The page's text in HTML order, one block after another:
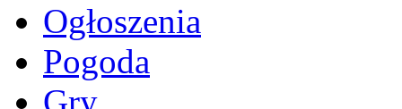
Ogłoszenia
Pogoda
Gry